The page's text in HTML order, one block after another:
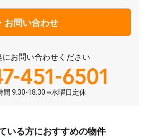
お問い合わせ
にお問い合わせください
間 9:30-18:30 ※水曜日定休
いる方におすすめの物件